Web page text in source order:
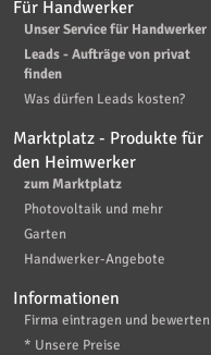
Für Handwerker
Unser Service für Handwerker
Leads - Aufträge von privat
finden
Was dürfen Leads kosten?
Marktplatz - Produkte für
den Heimwerker
zum Marktplatz
Photovoltaik und mehr
Garten
Handwerker-Angebote
Informationen
Firma eintragen und bewerten
* Unsere Preise